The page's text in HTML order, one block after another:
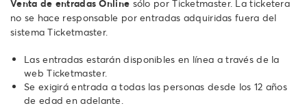
Venta de entradas Online sólo por Ticketmaster. La ticketera
no se hace responsable por entradas adquiridas fuera del
sistema Ticketmaster.
Las entradas estarán disponibles en línea a través de la
web Ticketmaster.
Se exigirá entrada a todas las personas desde los 12 años
de edad en adelante.